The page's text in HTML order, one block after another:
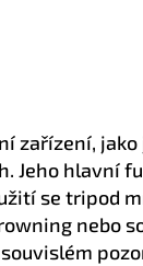
zařízení, jako
Jeho hlavní
se tripod
nebo